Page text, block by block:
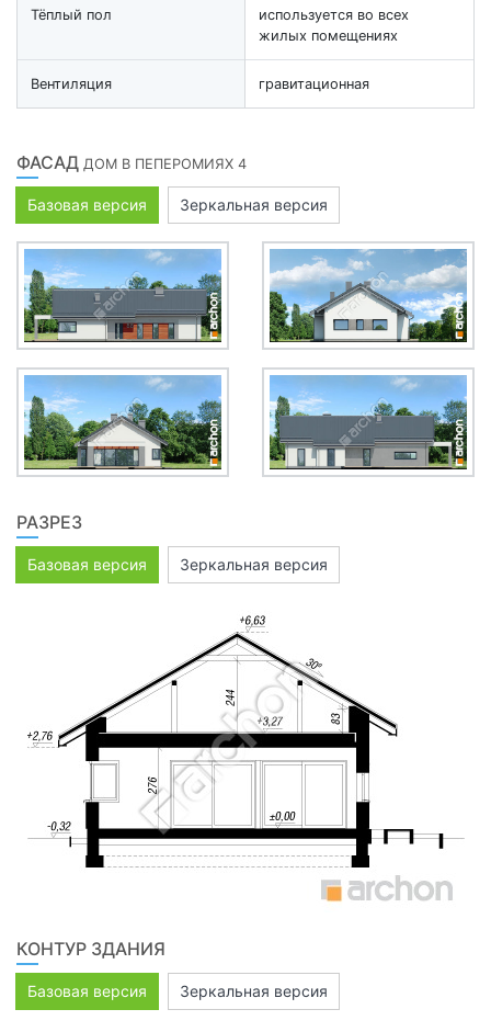
Тёплый пол
используется во всех
жилых помещениях
Вентиляция гравитационная
ФАСАД ДОМ В ПЕПЕРОМИЯХ 4
Базовая версия Зеркальная версия
РАЗРЕЗ
Базовая версия Зеркальная версия
КОНТУР ЗДАНИЯ
Базовая версия Зеркальная версия